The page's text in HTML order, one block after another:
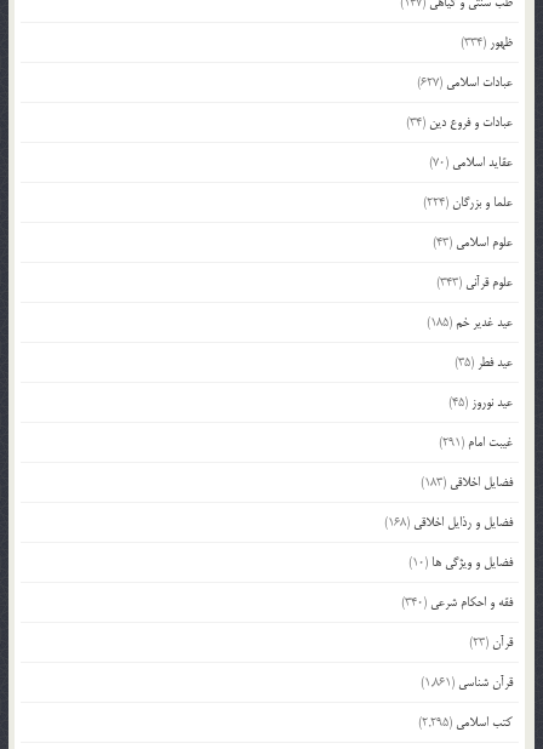
ظهور (334)
عبادات اسلامی (627)
عبادات و فروع دین (34)
عقاید اسلامی (70)
علما و بزرگان(224)
علوم اسلامی (43)
علوم قرآنی (343)
عید غدیر خم(185)
عید فطر (35)
عید نوروز (45)
غیبت امام (291)
فضایل اخلاقی (183)
فضایل و رذایل اخلاقی (168)
فضایل و ویژگی ها (10)
فقه و احکام شرعی (340)
قرآن(23)
قرآن شناسی (1,861)
کتب اسلامی (2,295)